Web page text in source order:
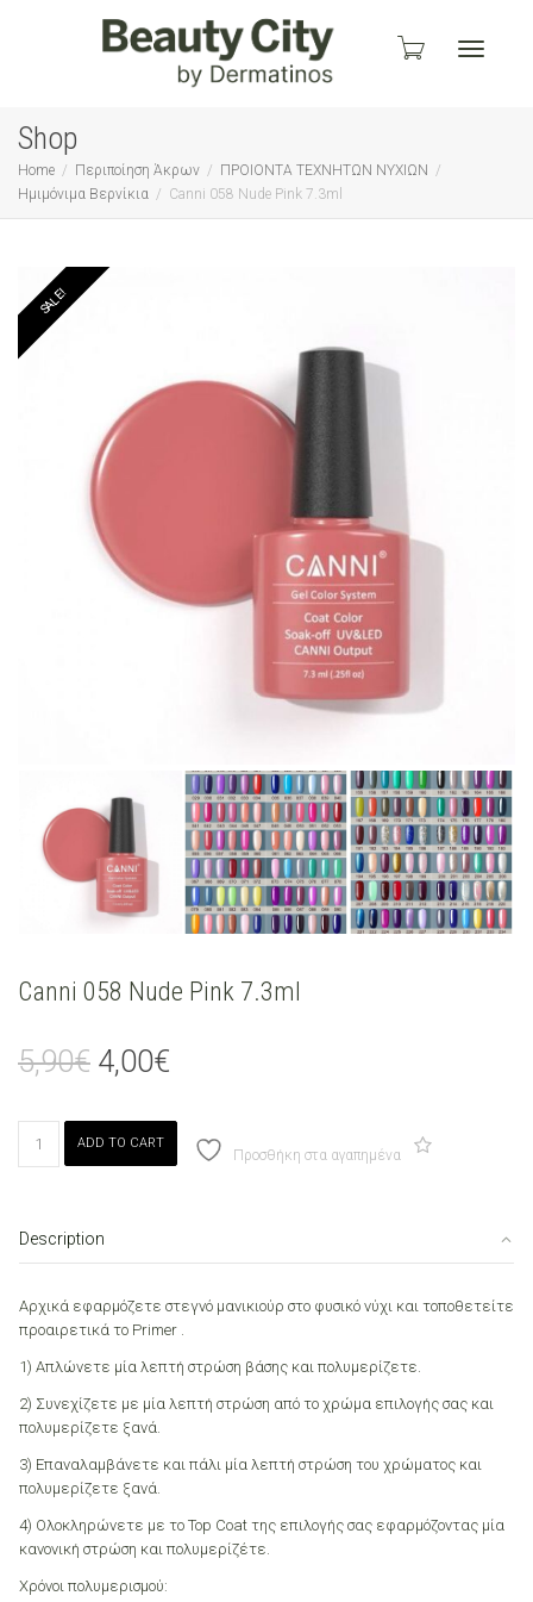
Shop
Home Περιποίηση Άκρων
ΠΡΟΙΟΝΤΑ ΤΕΧΝΗΤΩΝ ΝΥΧΙΩΝ
Ημιμόνιμα Βερνίκια
Canni 058 Nude Pink 7.3ml
SALE!
Canni 058 Nude Pink 7.3ml
5,90€ Original
price
5,90€.
4,00€
4,00€.
058
quantity
ADD TO CART
Προσθήκη στα αγαπημένα
Description
Αρχικά εφαρμόζετε στεγνό μανικιούρ στο φυσικό νύχι και τοποθετείτε
προαιρετικά το Primer .
1) Απλώνετε μία λεπτή στρώση βάσης και πολυμερίζετε.
2) Συνεχίζετε με μία λεπτή στρώση από το χρώμα επιλογής σας και
πολυμερίζετε ξανά.
3) Επαναλαμβάνετε και πάλι μία λεπτή στρώση του χρώματος και
πολυμερίζετε ξανά.
4) Ολοκληρώνετε με το Top Coat της επιλογής σας εφαρμόζοντας μία
κανονική στρώση και πολυμερίζέτε.
Χρόνοι πολυμερισμού: